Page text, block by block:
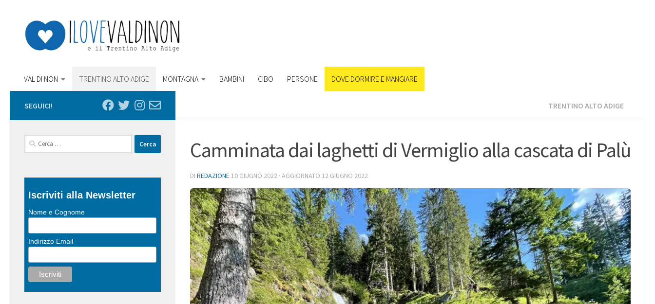
VAL DI NON TRENTINO ALTO ADIGE MONTAGNA BAMBINI CIBO PERSONE DOVE DORMIRE E MANGIARE
TRENTINO ALTO ADIGE
Camminata dai laghetti di Vermiglio alla cascata di Palù
DI REDAZIONE 10 GIUGNO 2022 · AGGIORNATO 12 GIUGNO 2022
SEGUICI!
Ricerca
per:
Iscriviti alla Newsletter
Nome e Cognome
Indirizzo Email